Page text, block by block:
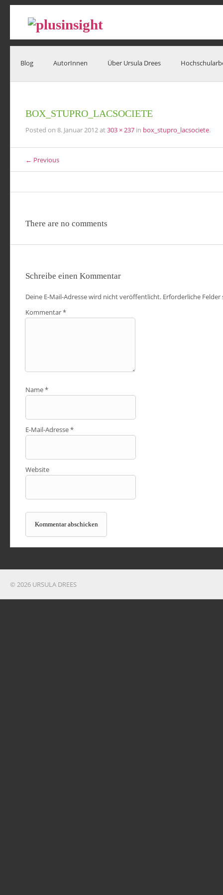
Blog AutorInnen Über Ursula Drees
BOX_STUPRO_LACSOCIETE
Posted on 8. Januar 2012at303 × 237 in box_stupro_lacsociete.
← Previous
There are no comments
Schreibe einen Kommentar
Deine E-Mail-Adresse wird nicht veröffentlicht. Erforderliche
Kommentar*
Name*
E-Mail-Adresse*
Website
© 2026 URSULA DREES